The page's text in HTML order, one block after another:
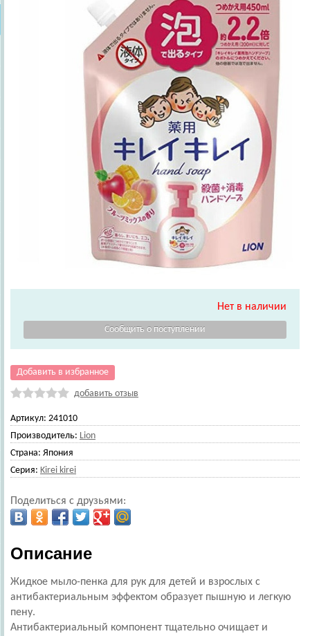
Нет в наличии
Добавить в избранное
добавить отзыв
Артикул: 241010
Производитель: Lion
Страна: Япония
Серия: Kirei kirei
Поделиться с друзьями:
Описание
Жидкое мыло-пенка для рук для детей и взрослых с
антибактериальным эффектом образует пышную и легкую
пену.
Антибактериальный компонент тщательно очищает и